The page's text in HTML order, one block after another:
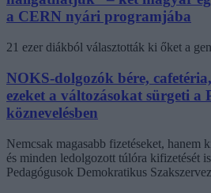
a CERN nyári programjába
21 ezer diákból választották ki őket a
NOKS-dolgozók bére,
ezeket a változásokat sürgeti a
köznevelésben
Nemcsak magasabb fizetéseket, hanem
és minden ledolgozott túlóra kifizetését
Pedagógusok Demokratikus